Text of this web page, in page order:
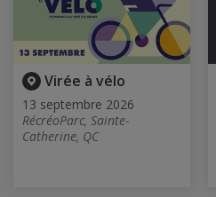
Virée à vélo
13 septembre 2026
RécréoParc, Sainte-
Catherine, QC